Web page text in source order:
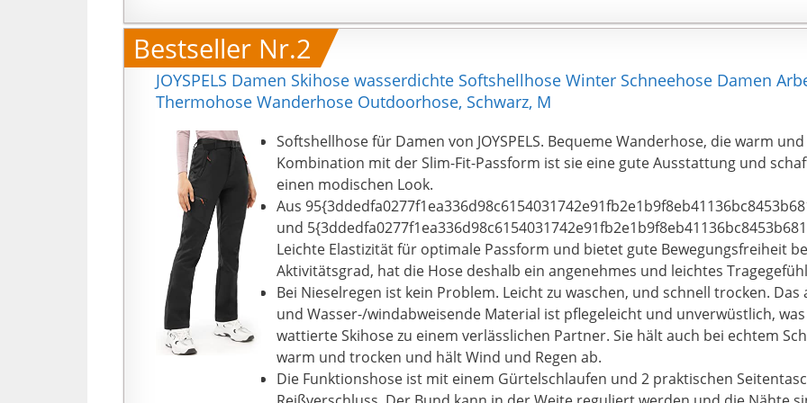
Bestseller Nr.2
JOYSPELS Damen Skihose wasserdichte Softshellhose Winter Schneehose Damen
Thermohose Wanderhose Outdoorhose, Schwarz, M
Softshellhose für Damen von JOYSPELS. Bequeme Wanderhose, die warm
Kombination mit der Slim-Fit-Passform ist sie eine gute Ausstattung und
einen modischen Look.
Aus
und
Leichte Elastizität für optimale Passform und bietet gute Bewegungsfreiheit
Aktivitätsgrad, hat die Hose deshalb ein angenehmes und leichtes
Bei Nieselregen ist kein Problem. Leicht zu waschen, und schnell trocken.
und Wasser-/windabweisende Material ist pflegeleicht und unverwüstlich,
wattierte Skihose zu einem verlässlichen Partner. Sie hält auch bei echtem
warm und trocken und hält Wind und Regen ab.
Die Funktionshose ist mit einem Gürtelschlaufen und 2 praktischen